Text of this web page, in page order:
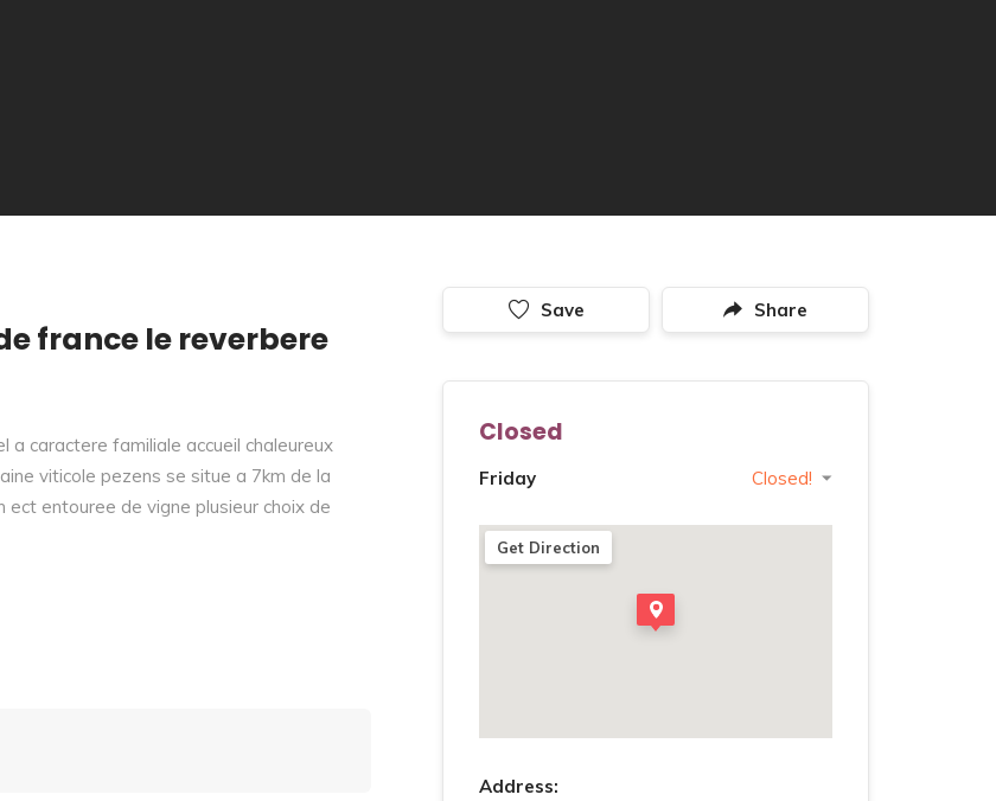
france le reverbere
caractere familiale accueil chaleureux
viticole pezens se situe a 7km de la
entouree de vigne plusieur choix de
Save Share
Closed
Friday Closed!
Get Direction
Address: